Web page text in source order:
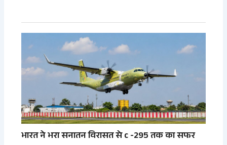
भारत ने भरा सनातन विरासत से c -295 तक का सफर